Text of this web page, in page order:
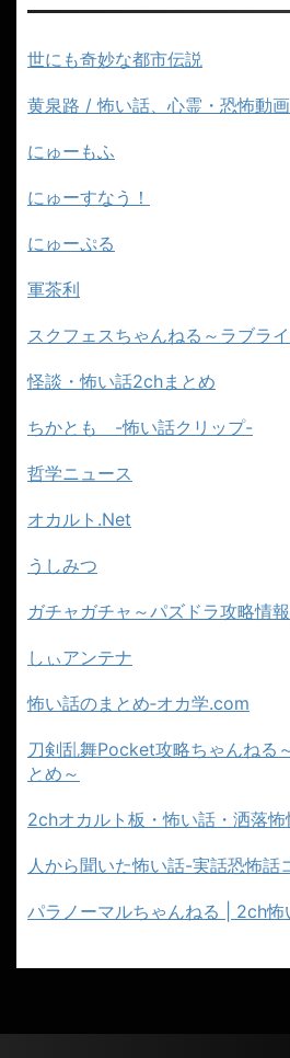
世にも奇妙な都市伝説
黄泉路 / 怖い話、心霊・恐怖動
にゅーもふ
にゅーすなう！
にゅーぷる
軍茶利
スクフェスちゃんねる～ラブラ
怪談・怖い話2chまとめ
ちかとも -怖い話クリップ-
哲学ニュース
オカルト.Net
うしみつ
ガチャガチャ～パズドラ攻略情
しぃアンテナ
怖い話のまとめ‐オカ学.com
刀剣乱舞Pocket攻略ちゃんねる
とめ～
2chオカルト板・怖い話・洒落
人から聞いた怖い話-実話恐怖話
パラノーマルちゃんねる | 2ch怖